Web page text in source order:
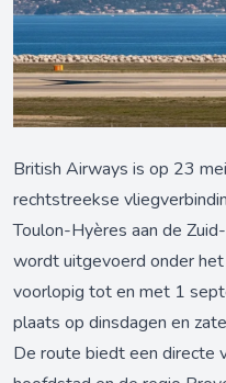
British Airways is op 23
rechtstreekse
Toulon-Hyères aan de
wordt uitgevoerd onder
voorlopig tot en met 1
plaats op dinsdagen en
De route biedt een directe